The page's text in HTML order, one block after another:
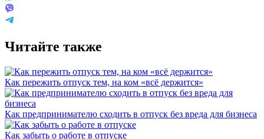
Читайте также
Как пережить отпуск тем, на ком «всё держится»
Как предпринимателю сходить в отпуск без вреда для бизнеса
Как забыть о работе в отпуске